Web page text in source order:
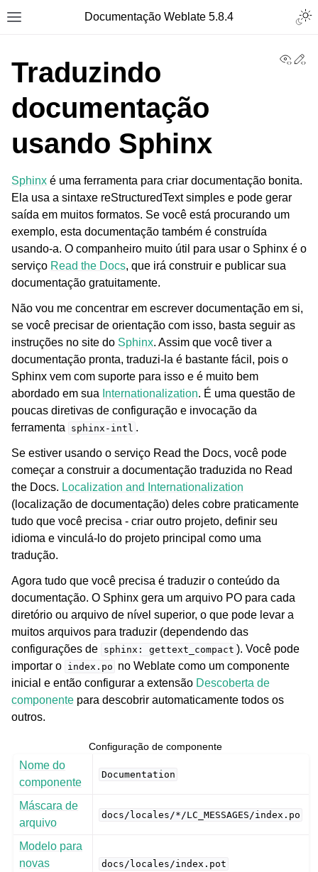
Toggle site navigation sidebarDocumentação Weblate 5.8.4
navigation of Formatos de arquivos suportados
navigation of Instruções de configuração
Traduzindo
documentação
usando Sphinx
Sphinx é uma ferramenta para criar documentação bonita.
Ela usa a sintaxe reStructuredText simples e pode gerar
saída em muitos formatos. Se você está procurando um
exemplo, esta documentação também é construída
usando-a. O companheiro muito útil para usar o Sphinx é o
serviço Read the Docs, que irá construir e publicar sua
documentação gratuitamente.
Não vou me concentrar em escrever documentação em si,
se você precisar de orientação com isso, basta seguir as
instruções no site do Sphinx. Assim que você tiver a
documentação pronta, traduzi-la é bastante fácil, pois o
Sphinx vem com suporte para isso e é muito bem
abordado em sua Internationalization. É uma questão de
poucas diretivas de configuração e invocação da
ferramenta
sphinx-intl .
Se estiver usando o serviço Read the Docs, você pode
começar a construir a documentação traduzida no Read
the Docs. Localization and Internationalization
(localização de documentação) deles cobre praticamente
tudo que você precisa - criar outro projeto, definir seu
idioma e vinculá-lo do projeto principal como uma
tradução.
Agora tudo que você precisa é traduzir o conteúdo da
documentação. O Sphinx gera um arquivo PO para cada
diretório ou arquivo de nível superior, o que pode levar a
muitos arquivos para traduzir (dependendo das
configurações de sphinx: gettext_compact ). Você pode
importar o index.po no Weblate como um componente
inicial e então configurar a extensão Descoberta de
componente para descobrir automaticamente todos os
outros.
Configuração de componente
Nome do
componente
Documentation
Máscara de
arquivo
docs/locales/*/LC_MESSAGES/index.po
Modelo para
novas
docs/locales/index.pot